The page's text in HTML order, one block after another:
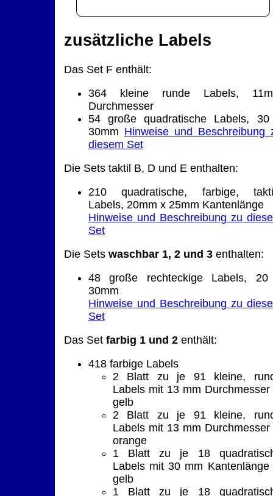
zusätzliche Labels
Das Set F enthält:
364 kleine runde Labels,
Durchmesser
54 große quadratische Labels,
30mm Hinweise und Beschreibung
diesem Set
Die Sets taktil B, D und E enthalten:
210 quadratische, farbige,
Labels, 20mm x 25mm Kantenlänge
Hinweise und Beschreibung zu
Set
Die Sets waschbar 1, 2 und 3enthalten:
48 große rechteckige Labels,
30mm
Hinweise und Beschreibung zu
Set
Das Set farbig 1 und 2enthält:
418 farbige Labels
2 Blatt zu je 91 kleine,
Labels mit 13 mm Durchmesser
gelb
2 Blatt zu je 91 kleine,
Labels mit 13 mm Durchmesser
orange
1 Blatt zu je 18
Labels mit 30 mm Kantenlänge
gelb
1 Blatt zu je 18